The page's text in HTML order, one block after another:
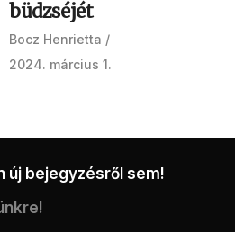
büdzséjét
Bocz Henrietta
2024. március 1.
új bejegyzésről sem!